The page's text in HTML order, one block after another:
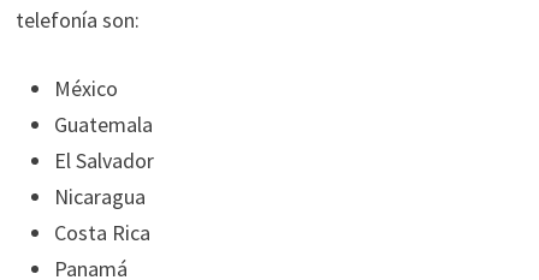
telefonía son:
México
Guatemala
El Salvador
Nicaragua
Costa Rica
Panamá